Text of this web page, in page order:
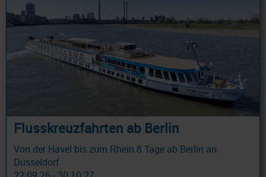
Flusskreuzfahrten ab Berlin
Von der Havel bis zum Rhein 8 Tage ab Berlin an
Düsseldorf